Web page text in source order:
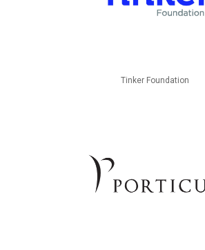
Tinker Foundation